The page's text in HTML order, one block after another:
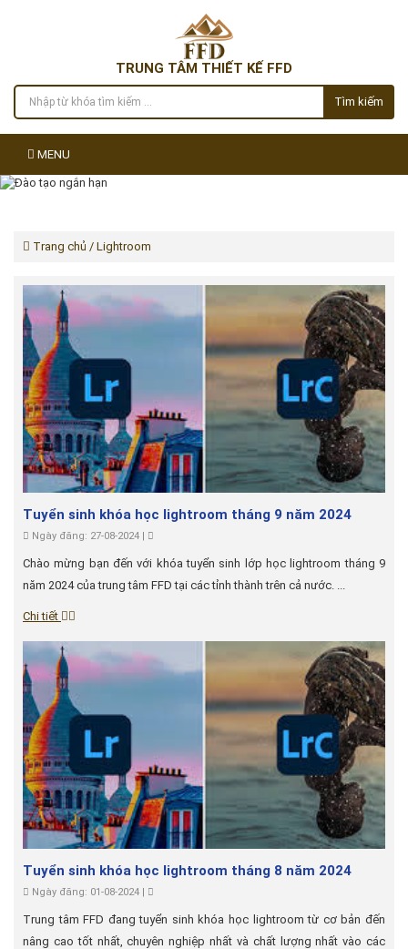
TRUNG TÂM THIẾT KẾ FFD
Tìm kiếm
MENU
Trang chủ / Lightroom
Tuyển sinh khóa học lightroom tháng 9 năm 2024
Ngày đăng: 27-08-2024 |
Chào mừng bạn đến với khóa tuyển sinh lớp học lightroom tháng 9
năm 2024 của trung tâm FFD tại các tỉnh thành trên cả nước. ...
Chi tiết
Tuyển sinh khóa học lightroom tháng 8 năm 2024
Ngày đăng: 01-08-2024 |
Trung tâm FFD đang tuyển sinh khóa học lightroom từ cơ bản đến
nâng cao tốt nhất, chuyên nghiệp nhất và chất lượng nhất vào các